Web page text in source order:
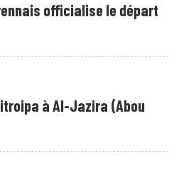
officialise le départ
à Al-Jazira (Abou